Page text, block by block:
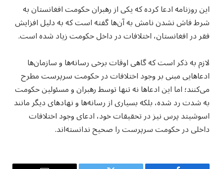
این روزنامه ادعا کرده که یکی از رهبران حکومت افغانستان به
شرط فاش نشدن نامش به آن‌ها گفته است که به دلیل افزایش
فقر در افغانستان، اختلافات در داخل حکومت زیاد شده است.
لازم به ذکر است که گاهی اوقات برخی رسانه‌ها و سازمان‌ها
ادعاهایی مبنی بر وجود اختلافات در حکومت سرپرست مطرح
می‌کنند؛ اما این ادعاها نه تنها توسط رهبران و مسئولین حکومت
به شدت رد شده، بلکه بسیاری از رسانه‌ها و نهادهای دیگر مانند
اسوشیتد پرس نیز در تحقیقات خود، ادعای وجود اختلافات
داخلی در حکومت سرپرست را صحیح ندانسته‌اند.